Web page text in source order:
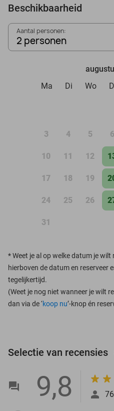
Beschikbaarheid
Aantal personen:
2 personen
Ma
Di Wo
3 4 5 6
10 11 12
17 18 19
24 25 26
31
*Weet je al op welke datum je wilt
hierboven de datum en reserveer
tegelijkertijd.
(Weet je nog niet wanneer je wilt
dan via de ‘koop nu’-knop én
Selectie van recensies
9,8 76